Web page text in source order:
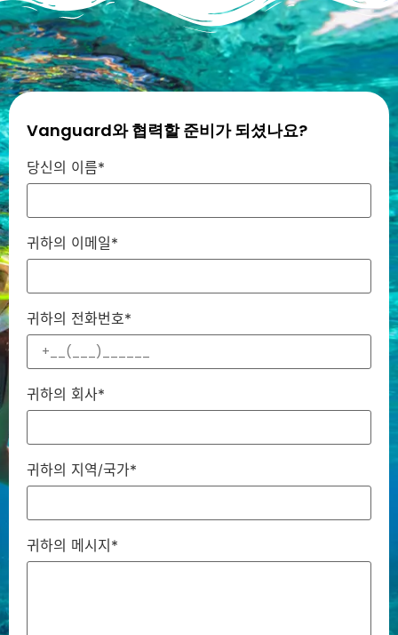
Vanguard와 협력할 준비가 되셨나요?
당신의 이름*
귀하의 이메일*
귀하의 전화번호*
귀하의 회사*
귀하의 지역/국가*
귀하의 메시지*